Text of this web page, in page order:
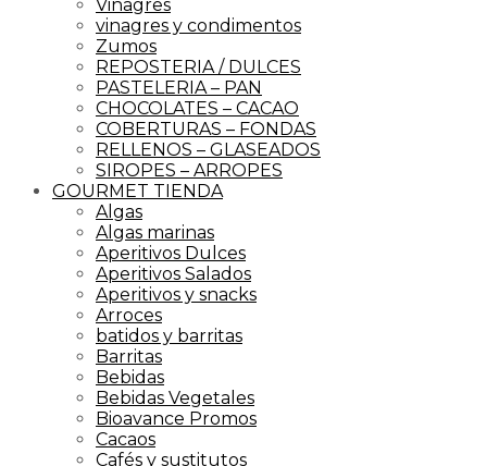
Vinagres
vinagres y condimentos
Zumos
REPOSTERIA / DULCES
PASTELERIA – PAN
CHOCOLATES – CACAO
COBERTURAS – FONDAS
RELLENOS – GLASEADOS
SIROPES – ARROPES
GOURMET TIENDA
Algas
Algas marinas
Aperitivos Dulces
Aperitivos Salados
Aperitivos y snacks
Arroces
batidos y barritas
Barritas
Bebidas
Bebidas Vegetales
Bioavance Promos
Cacaos
Cafés y sustitutos